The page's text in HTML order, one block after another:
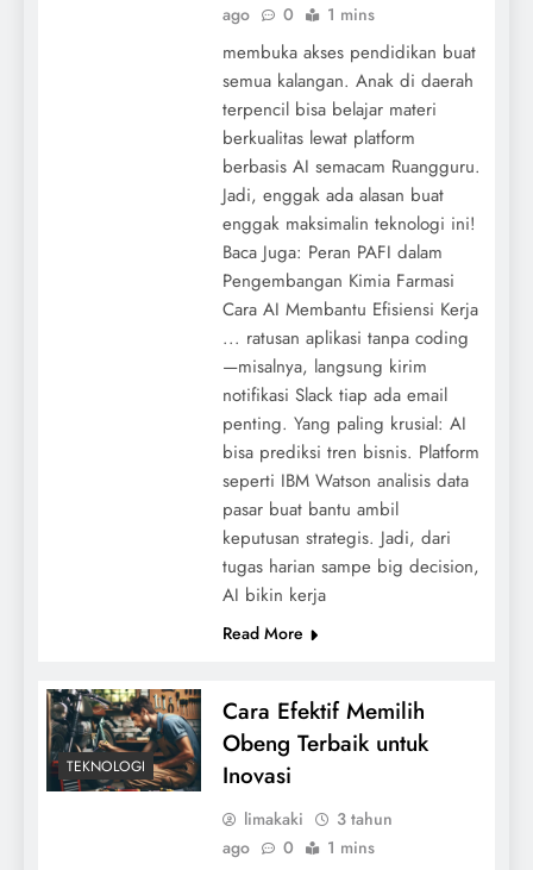
ago
0 1 mins
membuka akses pendidikan buat
semua kalangan. Anak di daerah
terpencil bisa belajar materi
berkualitas lewat platform
berbasis AI semacam Ruangguru.
Jadi, enggak ada alasan buat
enggak maksimalin teknologi ini!
Baca Juga: Peran PAFI dalam
Pengembangan Kimia Farmasi
Cara AI Membantu Efisiensi Kerja
... ratusan aplikasi tanpa coding
—misalnya, langsung kirim
notifikasi Slack tiap ada email
penting. Yang paling krusial: AI
bisa prediksi tren bisnis. Platform
seperti IBM Watson analisis data
pasar buat bantu ambil
keputusan strategis. Jadi, dari
tugas harian sampe big decision,
AI bikin kerja
Read More
TEKNOLOGI
Cara Efektif Memilih
Obeng Terbaik untuk
Inovasi
limakaki
3 tahun
ago
0 1 mins